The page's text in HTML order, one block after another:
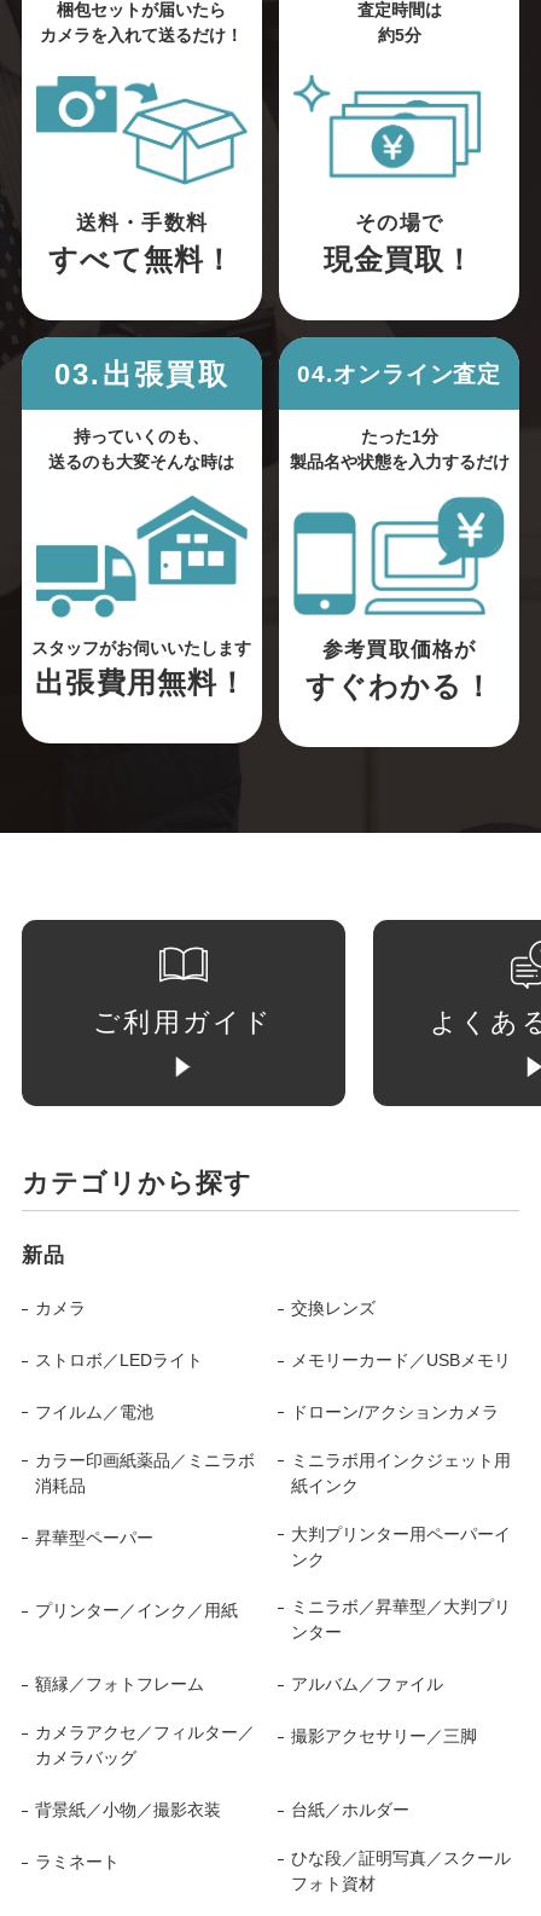
梱包セットが届いたら
カメラを入れて送るだけ！
送料・手数料
すべて無料！
査定時間は
約5分
その場で
現金買取！
03.出張買取
持っていくのも、
送るのも大変そんな時は
スタッフがお伺いいたします
出張費用無料！
04.オンライン査定
たった1分
製品名や状態を入力するだけ
参考買取価格が
すぐわかる！
ご利用ガイド よくあ
カテゴリから探す
新品
カメラ 交換レンズ
ストロボ／LEDライト メモリーカード／USBメモリ
フイルム／電池 ドローン/アクションカメラ
カラー印画紙薬品／ミニラボ
消耗品
ミニラボ用インクジェット用
紙インク
昇華型ペーパー
大判プリンター用ペーパーイ
ンク
プリンター／インク／用紙
ミニラボ／昇華型／大判プリ
ンター
額縁／フォトフレーム アルバム／ファイル
カメラアクセ／フィルター／
カメラバッグ
撮影アクセサリー／三脚
背景紙／小物／撮影衣装 台紙／ホルダー
ラミネート
ひな段／証明写真／スクール
フォト資材